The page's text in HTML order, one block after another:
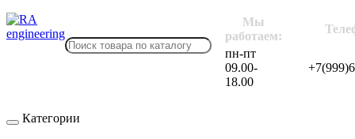
Мы
работаем:
пн-пт
09.00-
18.00
Категории